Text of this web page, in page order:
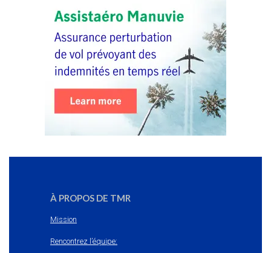
À PROPOS DE TMR
Mission
Rencontrez l’équipe: